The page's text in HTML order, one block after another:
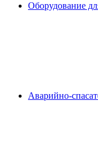
Оборудование
Аварийно-